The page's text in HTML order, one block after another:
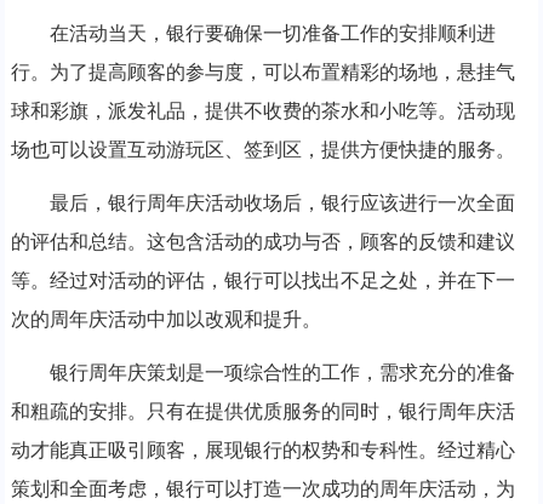
在活动当天，银行要确保一切准备工作的安排顺利进
行。为了提高顾客的参与度，可以布置精彩的场地，悬挂气
球和彩旗，派发礼品，提供不收费的茶水和小吃等。活动现
场也可以设置互动游玩区、签到区，提供方便快捷的服务。
最后，银行周年庆活动收场后，银行应该进行一次全面
的评估和总结。这包含活动的成功与否，顾客的反馈和建议
等。经过对活动的评估，银行可以找出不足之处，并在下一
次的周年庆活动中加以改观和提升。
银行周年庆策划是一项综合性的工作，需求充分的准备
和粗疏的安排。只有在提供优质服务的同时，银行周年庆活
动才能真正吸引顾客，展现银行的权势和专科性。经过精心
策划和全面考虑，银行可以打造一次成功的周年庆活动，为